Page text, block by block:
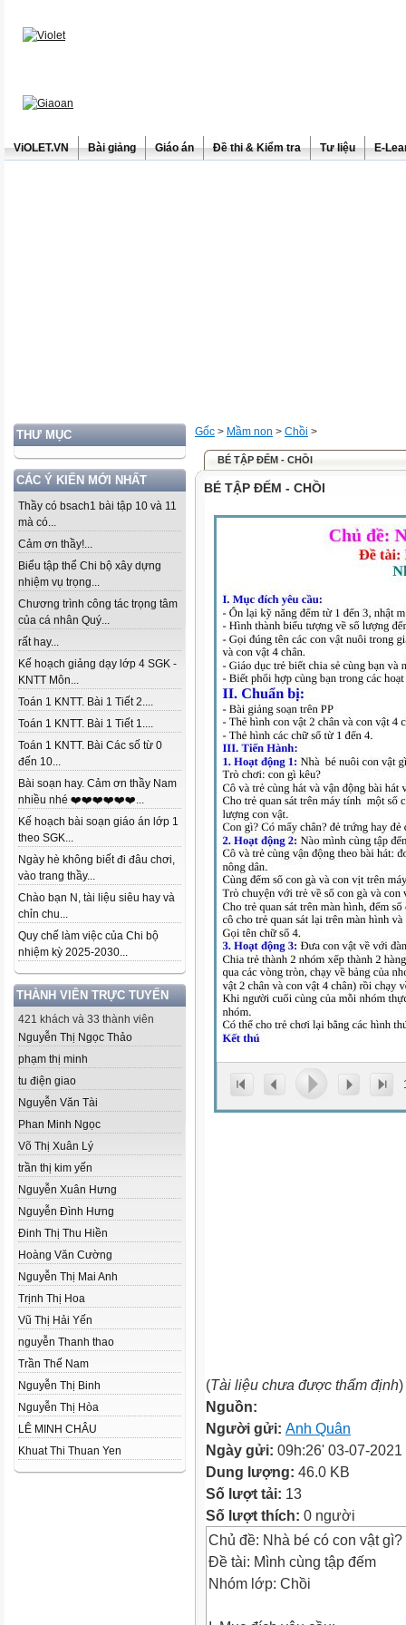
ViOLET.VN Bài giảng Giáo án Đề thi & Kiểm tra Tư liệu E-
THƯ MỤC
CÁC Ý KIẾN MỚI NHẤT
Thầy có bsach1 bài tập 10 và 11
mà có...
Cảm ơn thầy!...
Biểu tập thể Chi bộ xây dựng
nhiệm vụ trọng...
Chương trình công tác trọng tâm
của cá nhân Quý...
rất hay...
Kế hoạch giảng dạy lớp 4 SGK -
KNTT Môn...
Toán 1 KNTT. Bài 1 Tiết 2....
Toán 1 KNTT. Bài 1 Tiết 1....
Toán 1 KNTT. Bài Các số từ 0
đến 10...
Bài soạn hay. Cảm ơn thầy Nam
nhiều nhé ❤️❤️❤️❤️❤️❤️...
Kế hoạch bài soạn giáo án lớp 1
theo SGK...
Ngày hè không biết đi đâu chơi,
vào trang thầy...
Chào bạn N, tài liệu siêu hay và
chỉn chu...
Quy chế làm việc của Chi bộ
nhiệm kỳ 2025-2030...
THÀNH VIÊN TRỰC TUYẾN
421 khách và 33 thành viên
Nguyễn Thị Ngọc Thảo
phạm thị minh
tu điện giao
Nguyễn Văn Tài
Phan Minh Ngọc
Võ Thị Xuân Lý
trần thị kim yến
Nguyễn Xuân Hưng
Nguyễn Đình Hưng
Đinh Thị Thu Hiền
Hoàng Văn Cường
Nguyễn Thị Mai Anh
Trịnh Thị Hoa
Vũ Thị Hải Yến
nguyễn Thanh thao
Trần Thế Nam
Nguyễn Thị Binh
Nguyễn Thị Hòa
LÊ MINH CHÂU
Khuat Thi Thuan Yen
Gốc > Mầm non > Chồi >
BÉ TẬP ĐẾM - CHỒI
BÉ TẬP ĐẾM - CHỒI
(Tài liệu chưa được thẩm định)
Nguồn:
Người gửi: Anh Quân
Ngày gửi: 09h:26' 03-07-2021
Dung lượng: 46.0 KB
Số lượt tải: 13
Số lượt thích: 0 người
Chủ đề: Nhà bé có con vật gì?
Đề tài: Mình cùng tập đếm
Nhóm lớp: Chồi